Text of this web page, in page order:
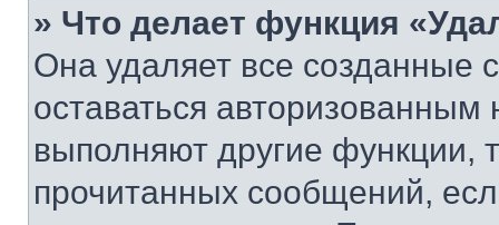
» Что делает функция
Она удаляет все созданные
оставаться
выполняют другие функции,
прочитанных сообщений,